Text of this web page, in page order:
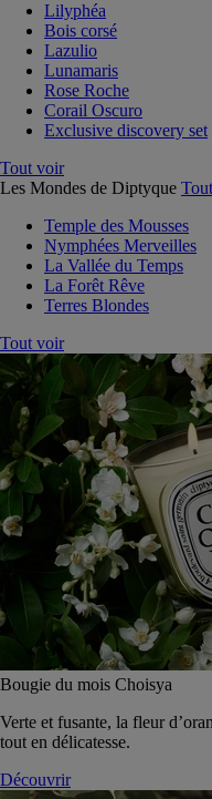
Lilyphéa
Bois corsé
Lazulio
Lunamaris
Rose Roche
Corail Oscuro
Exclusive discovery set
Tout voir
Les Mondes de Diptyque
Temple des Mousses
Nymphées Merveilles
La Vallée du Temps
La Forêt Rêve
Terres Blondes
Tout voir
Bougie du mois Choisya
Verte et fusante, la fleur
tout en délicatesse.
Découvrir